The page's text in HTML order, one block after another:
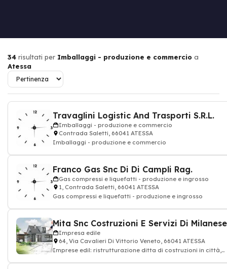
34 risultati per Imballaggi - produzione e commercio a
Atessa
Travaglini Logistic And Trasporti S.R.L.
Imballaggi - produzione e commercio
Contrada Saletti, 66041 ATESSA
Imballaggi - produzione e commercio
Franco Gas Snc Di Di Campli Rag.
Gas compressi e liquefatti - produzione e ingrosso
1, Contrada Saletti, 66041 ATESSA
Gas compressi e liquefatti - produzione e ingrosso
Impresa edile
64, Via Cavalieri Di Vittorio Veneto, 66041 ATESSA
Imprese edil: ristrutturazione ditta di costruzioni in città,